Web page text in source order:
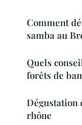
Comment
samba au
Quels
forêts de
Dégustation
rhône